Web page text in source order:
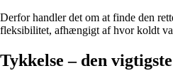
Derfor handler det om at finde den
fleksibilitet, afhængigt af hvor koldt
Tykkelse – den